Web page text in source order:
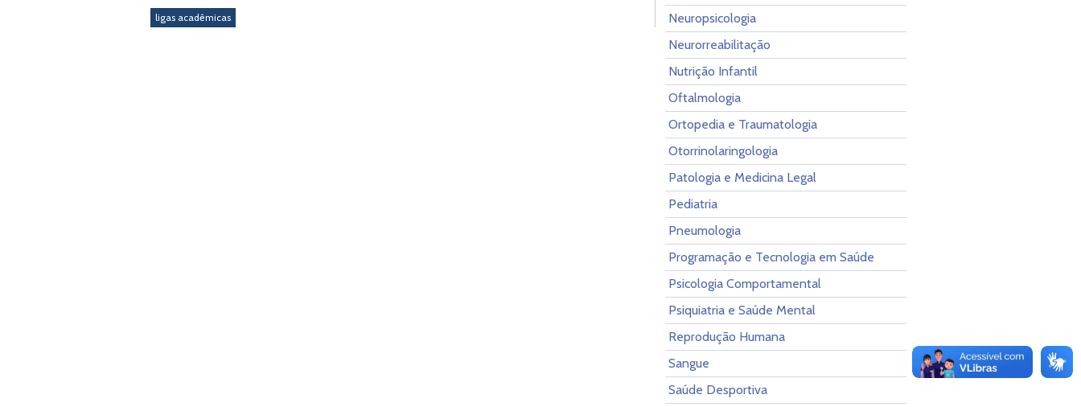
ligas acadêmicas
Neuropsicologia
Neurorreabilitação
Nutrição Infantil
Oftalmologia
Ortopedia e Traumatologia
Otorrinolaringologia
Patologia e Medicina Legal
Pediatria
Pneumologia
Programação e Tecnologia em Saúde
Psicologia Comportamental
Psiquiatria e Saúde Mental
Reprodução Humana
Sangue
Saúde Desportiva